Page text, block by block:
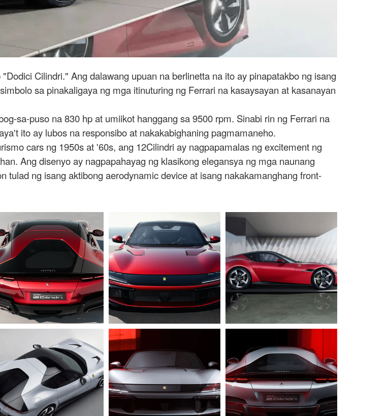
Cilindri." Ang dalawang upuan na berlinetta na ito ay pinapatakbo ng isang
sa pinakaligaya ng mga itinuturing ng Ferrari na kasaysayan at kasanayan
sa-puso na 830 hp at umiikot hanggang sa 9500 rpm. Sinabi rin ng Ferrari na
ito ay lubos na responsibo at nakakabighaning pagmamaneho.
cars ng 1950s at '60s, ang 12Cilindri ay nagpapamalas ng excitement ng
Ang disenyo ay nagpapahayag ng klasikong elegansya ng mga naunang
tulad ng isang aktibong aerodynamic device at isang nakakamanghang front-